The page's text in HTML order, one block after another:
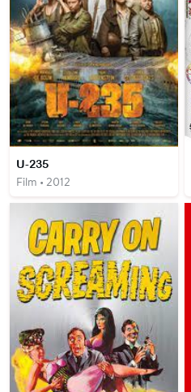
U-235
Film • 2012